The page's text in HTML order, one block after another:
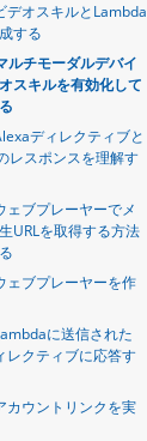
デオスキルとLambda
する
ルチモーダルデバイ
スキルを有効化して
ディレクティブと
レスポンスを理解す
ェブプレーヤーでメ
URLを取得する方法
ェブプレーヤーを作
に送信された
レクティブに応答す
カウントリンクを実